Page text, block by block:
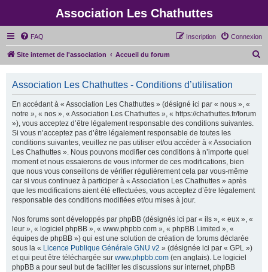
Association Les Chathuttes
FAQ Connexion
Inscription
Site internet de l'association Accueil du forum
Association Les Chathuttes - Conditions d’utilisation
En accédant à « Association Les Chathuttes » (désigné ici par « nous », «
notre », « nos », « Association Les Chathuttes », « https://chathuttes.fr/forum
»), vous acceptez d’être légalement responsable des conditions suivantes.
Si vous n’acceptez pas d’être légalement responsable de toutes les
conditions suivantes, veuillez ne pas utiliser et/ou accéder à « Association
Les Chathuttes ». Nous pouvons modifier ces conditions à n’importe quel
moment et nous essaierons de vous informer de ces modifications, bien
que nous vous conseillons de vérifier régulièrement cela par vous-même
car si vous continuez à participer à « Association Les Chathuttes » après
que les modifications aient été effectuées, vous acceptez d’être légalement
responsable des conditions modifiées et/ou mises à jour.
Nos forums sont développés par phpBB (désignés ici par « ils », « eux », «
leur », « logiciel phpBB », « www.phpbb.com », « phpBB Limited », «
équipes de phpBB ») qui est une solution de création de forums déclarée
sous la « Licence Publique Générale GNU v2 » (désignée ici par « GPL »)
et qui peut être téléchargée sur www.phpbb.com (en anglais). Le logiciel
phpBB a pour seul but de faciliter les discussions sur internet, phpBB